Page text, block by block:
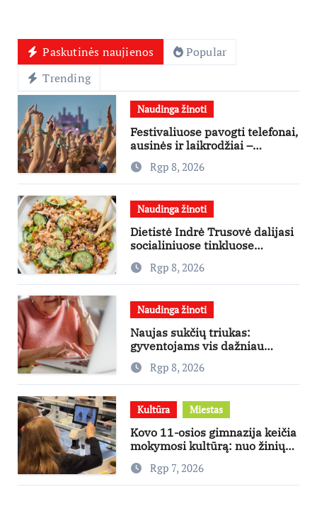
Paskutinės naujienos
Popular
Trending
Naudinga žinoti
Festivaliuose pavogti telefonai,
ausinės ir laikrodžiai –
ekspertai primena apie
didžiausias finansines rizikas
Rgp 8, 2026
Naudinga žinoti
Dietistė Indrė Trusovė dalijasi
socialiniuose tinkluose
išpopuliarėjusiu lašišos salotų
receptuRgp 8, 2026
Naudinga žinoti
Naujas sukčių triukas:
gyventojams vis dažniau
skambina per „Viber“
Rgp 8, 2026
Kultūra Miestas
Kovo 11-osios gimnazija keičia
mokymosi kultūrą: nuo žinių
kaupimo – prie jų supratimo ir
taikymo
Rgp 7, 2026